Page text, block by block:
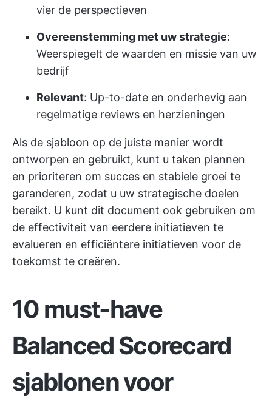
vier de perspectieven
Overeenstemming met uw strategie:
Weerspiegelt de waarden en missie van uw
bedrijf
Relevant: Up-to-date en onderhevig aan
regelmatige reviews en herzieningen
Als de sjabloon op de juiste manier wordt
ontworpen en gebruikt, kunt u taken plannen
en prioriteren om succes en stabiele groei te
garanderen, zodat u uw strategische doelen
bereikt. U kunt dit document ook gebruiken om
de effectiviteit van eerdere initiatieven te
evalueren en efficiëntere initiatieven voor de
toekomst te creëren.
10 must-have
Balanced Scorecard
sjablonen voor